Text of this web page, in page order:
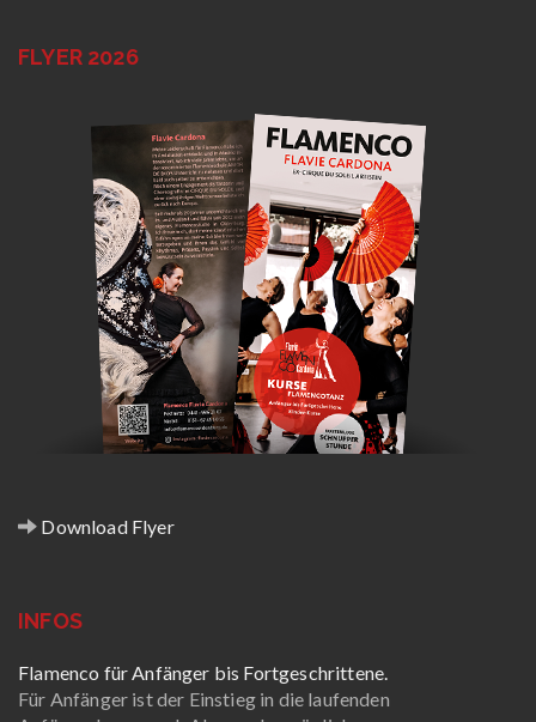
FLYER 2026
Download Flyer
INFOS
Flamenco für Anfänger bis Fortgeschrittene.
Für Anfänger ist der Einstieg in die laufenden